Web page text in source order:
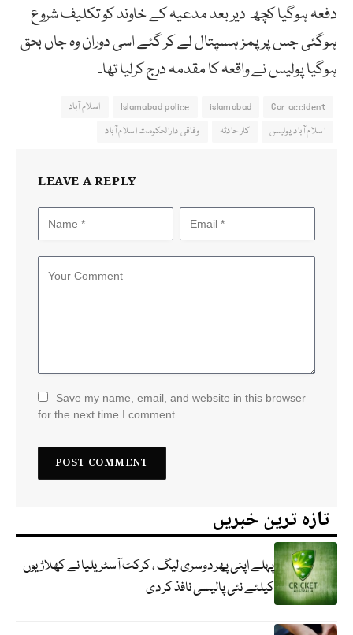
دفعہ ہوگیا کچھ دیر بعد مدعیہ کے خاوند کو تکلیف شروع
ہوگئی جس پر پمز ہسپتال لے کر گئے اسی دوران وہ جاں بحق
ہوگیا پولیس نے واقعہ کا مقدمہ درج کرلیا تھا۔
Car accident
islamabad
Islamabad police
اسلام آباد
اسلام آباد پولیس
کار حادثہ وفاقی دارالحکومت اسلام آباد
LEAVE A REPLY
Save my name, email, and website in this browser
for the next time I comment.
تازہ ترین خبریں
پہلے اپنی پھر دوسری لیگ ، کرکٹ آسٹریلیا نے کھلاڑیوں
کیلئے نئی پالیسی نافذ کر دی